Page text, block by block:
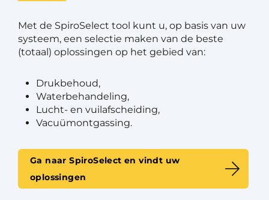
Met de SpiroSelect tool kunt u, op basis van uw
systeem, een selectie maken van de beste
(totaal) oplossingen op het gebied van:
Drukbehoud,
Waterbehandeling,
Lucht- en vuilafscheiding,
Vacuümontgassing.
Ga naar SpiroSelect en vindt uw
oplossingen